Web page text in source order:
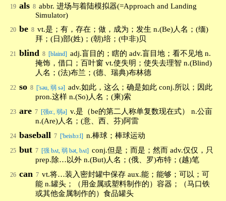
19 als 8 abbr. 进场与着陆模拟器(=Approach and Landing
Simulator)
20 be 8 vt.是；有，存在；做，成为；发生 n.(Be)人名；(缅)
拜；(日)部(姓)；(朝)培；(中非)贝
21 blind 8 [blaind] adj.盲目的；瞎的 adv.盲目地；看不见地 n.
掩饰，借口；百叶窗 vt.使失明；使失去理智 n.(Blind)
人名；(法)布兰；(德、瑞典)布林德
22 so 8 ['səu, 弱 sə] adv.如此，这么；确是如此 conj.所以；因此
pron.这样 n.(So)人名；(柬)索
23 are 7 [强ɑ:, 弱ə] v.是（be的第二人称单复数现在式） n.公亩
n.(Are)人名；(意、西、芬)阿雷
24 baseball 7 ['beisbɔ:l] n.棒球；棒球运动
25 but 7 [强 bʌt, 弱 bət, bʌt] conj.但是；而是；然而 adv.仅仅，只
prep.除…以外 n.(But)人名；(俄、罗)布特；(越)笔
26 can 7 vt.将…装入密封罐中保存 aux.能；能够；可以；可
能 n.罐头；（用金属或塑料制作的）容器；（马口铁
或其他金属制作的）食品罐头